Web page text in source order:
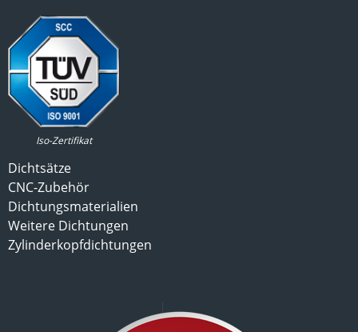
Iso-Zertifikat
Dichtsätze
CNC-Zubehör
Dichtungsmaterialien
Weitere Dichtungen
Zylinderkopfdichtungen